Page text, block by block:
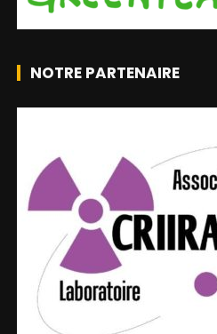
NOTRE PARTENAIRE